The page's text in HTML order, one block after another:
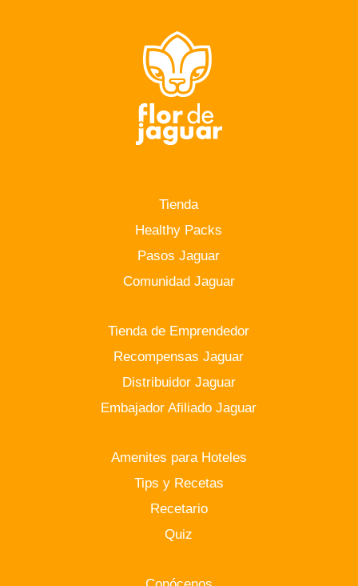
Tienda
Healthy Packs
Pasos Jaguar
Comunidad Jaguar
Tienda de Emprendedor
Recompensas Jaguar
Distribuidor Jaguar
Embajador Afiliado Jaguar
Amenites para Hoteles
Tips y Recetas
Recetario
Quiz